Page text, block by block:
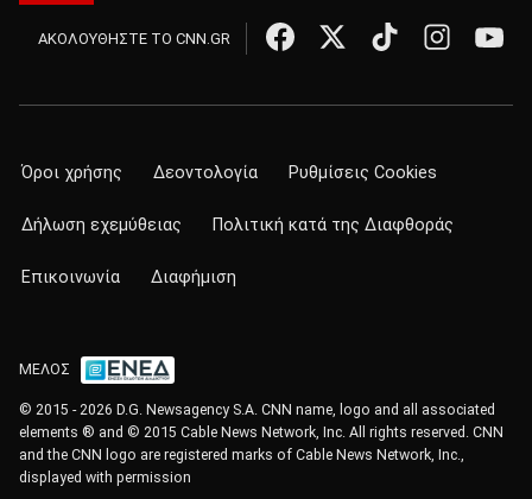
ΑΚΟΛΟΥΘΗΣΤΕ ΤΟ CNN.GR
Όροι χρήσης Δεοντολογία Ρυθμίσεις Cookies
Δήλωση εχεμύθειας Πολιτική κατά της Διαφθοράς
Επικοινωνία Διαφήμιση
ΜΕΛΟΣ
© 2015 - 2026 D.G. Newsagency S.A. CNN name, logo and all associated
elements ® and © 2015 Cable News Network, Inc. All rights reserved. CNN
and the CNN logo are registered marks of Cable News Network, Inc.,
displayed with permission